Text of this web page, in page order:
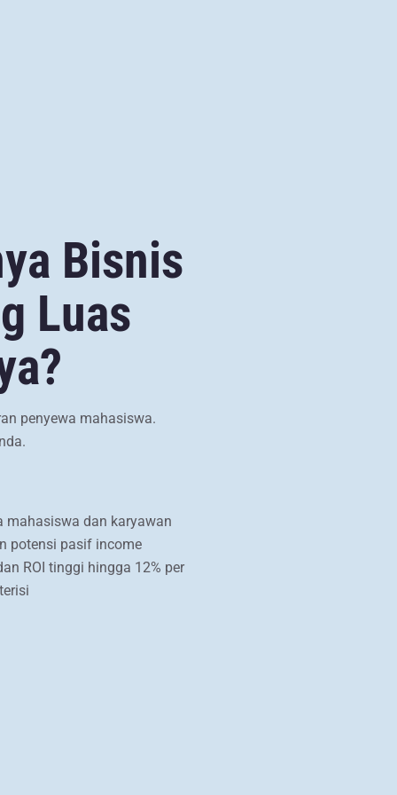
Bisnis
Luas
penyewa mahasiswa.
mahasiswa dan karyawan
potensi pasif income
ROI tinggi hingga 12% per